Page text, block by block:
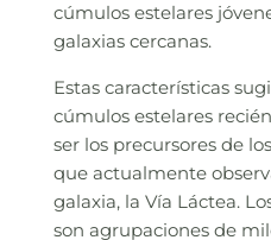
cúmulos estelares
galaxias cercanas.
Estas características
cúmulos estelares
ser los precursores de
que actualmente
galaxia, la Vía Láctea.
son agrupaciones de